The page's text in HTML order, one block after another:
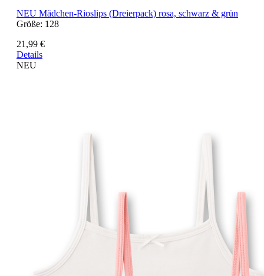
NEU Mädchen-Rioslips (Dreierpack) rosa, schwarz & grün
Größe: 128
21,99 €
Details
NEU